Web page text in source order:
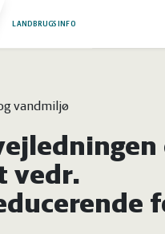
LANDBRUGSINFO
vandmiljø
vedr.